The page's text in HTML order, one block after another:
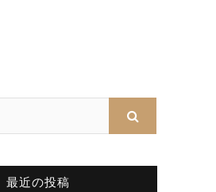
最近の投稿